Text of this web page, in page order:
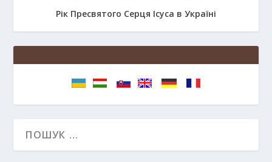
Рік Пресвятого Серця Ісуса в Україні